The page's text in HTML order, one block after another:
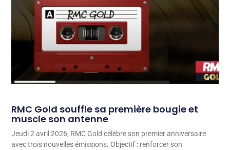
RMC Gold souffle sa première bougie et
muscle son antenne
Jeudi 2 avril 2026, RMC Gold célèbre son premier anniversaire
avec trois nouvelles émissions. Objectif : renforcer son